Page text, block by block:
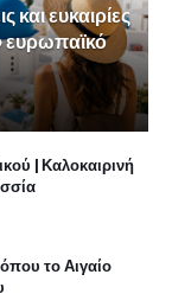
ευκαιρίες
ευρωπαϊκό
| Καλοκαιρινή
το Αιγαίο